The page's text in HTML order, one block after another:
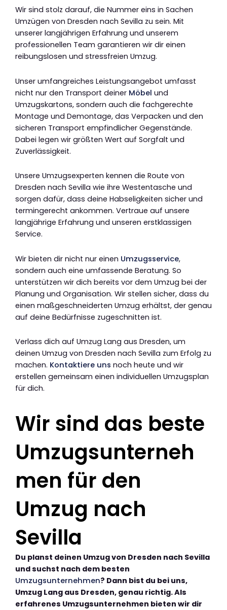
Wir sind stolz darauf, die Nummer eins in Sachen
Umzügen von Dresden nach Sevilla zu sein. Mit
unserer langjährigen Erfahrung und unserem
professionellen Team garantieren wir dir einen
reibungslosen und stressfreien Umzug.
Unser umfangreiches Leistungsangebot umfasst
nicht nur den Transport deiner Möbel und
Umzugskartons, sondern auch die fachgerechte
Montage und Demontage, das Verpacken und den
sicheren Transport empfindlicher Gegenstände.
Dabei legen wir größten Wert auf Sorgfalt und
Zuverlässigkeit.
Unsere Umzugsexperten kennen die Route von
Dresden nach Sevilla wie ihre Westentasche und
sorgen dafür, dass deine Habseligkeiten sicher und
termingerecht ankommen. Vertraue auf unsere
langjährige Erfahrung und unseren erstklassigen
Service.
Wir bieten dir nicht nur einen Umzugsservice,
sondern auch eine umfassende Beratung. So
unterstützen wir dich bereits vor dem Umzug bei der
Planung und Organisation. Wir stellen sicher, dass du
einen maßgeschneiderten Umzug erhältst, der genau
auf deine Bedürfnisse zugeschnitten ist.
Verlass dich auf Umzug Lang aus Dresden, um
deinen Umzug von Dresden nach Sevilla zum Erfolg zu
machen. Kontaktiere uns noch heute und wir
erstellen gemeinsam einen individuellen Umzugsplan
für dich.
Wir sind das beste
Umzugsunterneh
men für den
Umzug nach
Sevilla
Du planst deinen Umzug von Dresden nach Sevilla
und suchst nach dem besten
Umzugsunternehmen? Dann bist du bei uns,
Umzug Lang aus Dresden, genau richtig. Als
erfahrenes Umzugsunternehmen bieten wir dir